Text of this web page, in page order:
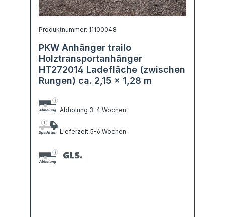
Produktnummer: 11100048
PKW Anhänger trailo
Holztransportanhänger
HT272014 Ladefläche (zwischen
Rungen) ca. 2,15 x 1,28 m
Abholung 3-4 Wochen
Lieferzeit 5-6 Wochen